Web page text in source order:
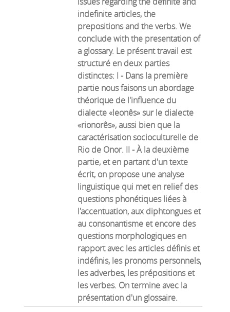
indefinite articles, the
prepositions and the verbs. We
conclude with the presentation of
a glossary. Le présent travail est
structuré en deux parties
distinctes: I - Dans la première
partie nous faisons un abordage
théorique de l'influence du
dialecte «leonês» sur le dialecte
«rionorês», aussi bien que la
caractérisation socioculturelle de
Rio de Onor. II - À la deuxième
partie, et en partant d'un texte
écrit, on propose une analyse
linguistique qui met en relief des
questions phonétiques liées à
l'accentuation, aux diphtongues et
au consonantisme et encore des
questions morphologiques en
rapport avec les articles définis et
indéfinis, les pronoms personnels,
les adverbes, les prépositions et
les verbes. On termine avec la
présentation d'un glossaire.